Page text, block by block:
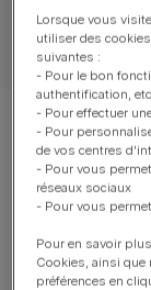
Montrer 12 sur
Les
Lorsque vous
utiliser des
suivantes :
- Pour le bon
authentification,
- Pour effectuer
- Pour
de vos centres
- Pour vous
réseaux sociaux
- Pour vous
Pour en savoir
Cookies, ainsi que
préférences en